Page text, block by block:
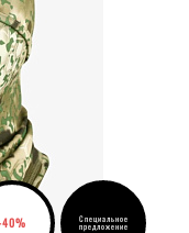
Специальное
предложение